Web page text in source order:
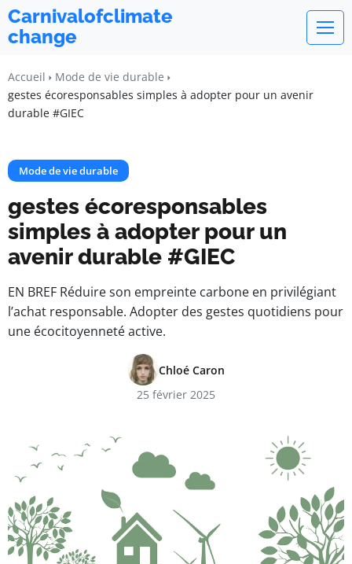
Carnivalofclimate
change
Accueil
Mode de vie durable
gestes écoresponsables simples à adopter pour un avenir
durable #GIEC
Mode de vie durable
gestes écoresponsables
simples à adopter pour un
avenir durable #GIEC
EN BREF Réduire son empreinte carbone en privilégiant
l’achat responsable. Adopter des gestes quotidiens pour
une écocitoyenneté active.
Chloé Caron
25 février 2025